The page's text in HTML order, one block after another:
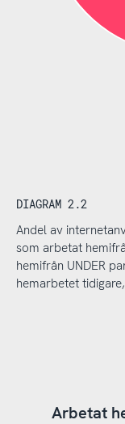
DIAGRAM 2.2
Andel av
som arbetat
hemifrån UNDER
hemarbetet
Arbetat